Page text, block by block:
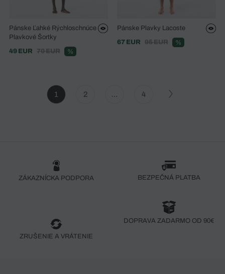
Pánske Ľahké Rýchloschnúce
Plavkové Šortky
49 EUR
70 EUR %
Pánske Plavky Lacoste
67 EUR
95 EUR %
1 2 4
ZÁKAZNÍCKA PODPORA BEZPEČNÁ PLATBA
ZRUŠENIE A VRÁTENIE
DOPRAVA ZADARMO OD 90€